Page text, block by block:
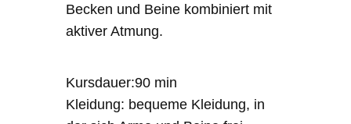
Becken und Beine kombiniert mit
aktiver Atmung.
Kursdauer:90 min
Kleidung: bequeme Kleidung, in